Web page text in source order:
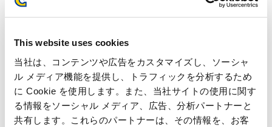
This website uses cookies
当社は、コンテンツや広告をカスタマイズし、ソーシャ
ル メディア機能を提供し、トラフィックを分析するため
に Cookie を使用します。また、当社サイトの使用に関す
る情報をソーシャル メディア、広告、分析パートナーと
共有します。これらのパートナーは、その情報を、お客
・開催日 ：
・受付時間：
10：00～15：00（※店内カウンターにて受付いたしま
す）
・体験会 ：15：00～17：00
▼ゲームランド 草津店
https://www.capcom.co.jp/amusement/game/shop/gl_ku
satsu
・開催日 ： 2024年7月6日（土）